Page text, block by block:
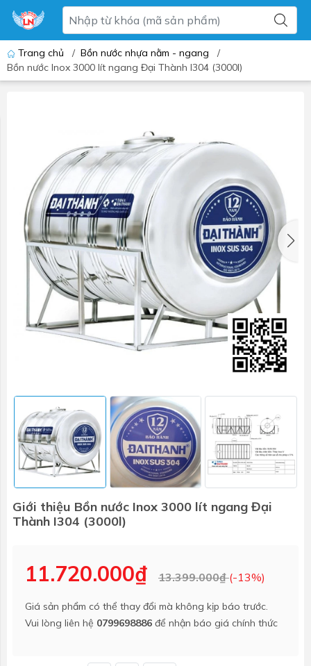
Trang chủ / Bồn nước nhựa nằm - ngang
/
Bồn nước Inox 3000 lít ngang Đại Thành I304 (3000l)
Giới thiệu Bồn nước Inox 3000 lít ngang Đại
Thành I304 (3000l)
11.720.000₫ 13.399.000₫(-13%)
Giá sản phẩm có thể thay đổi mà không kịp báo trước.
Vui lòng liên hệ 0799698886 để nhận báo giá chính thức